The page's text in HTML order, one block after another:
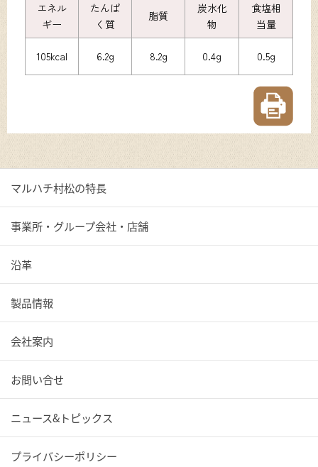
エネル
ギー
たんぱ
く質
脂質
炭水化
物
食塩相
当量
105kcal 6.2g 8.2g 0.4g 0.5g
マルハチ村松の特長
事業所・グループ会社・店舗
沿革
製品情報
会社案内
お問い合せ
ニュース&トピックス
プライバシーポリシー